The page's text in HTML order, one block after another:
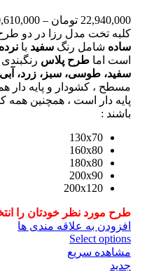
22,940,000 تومان –
کلبه تخت مدل رزا در دو
ساده شامل رنگ سفید با
است اما طرح پلاس
سفید، طوسی، سبز، زرد،
مسطح ، کشودار و پایه دار
پایه دار است ، همچنین همه
باشند :
130x70
160x80
180x80
200x90
200x120
طرح مورد نظر خودتان را
افزودن به علاقه مندی ها
Select options
مشاهده سریع
جدید